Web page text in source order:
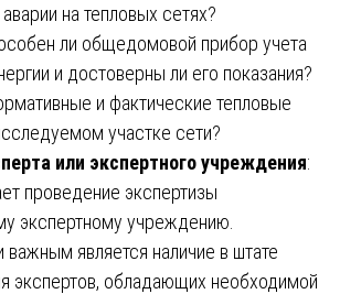
аварии на тепловых сетях?
ли общедомовой прибор учета
и достоверны ли его показания?
и фактические тепловые
участке сети?
или экспертного учреждения:
проведение экспертизы
экспертному учреждению.
важным является наличие в штате
экспертов, обладающих необходимой